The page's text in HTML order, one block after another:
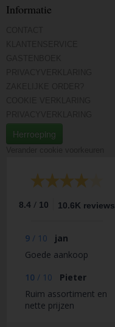
Informatie
Herroeping
8.4 / 10 10.6K reviews
9 / 10
jan
Goede aankoop
10 / 10
Pieter
Ruim assortiment en
nette prijzen